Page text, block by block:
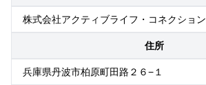
株式会社アクティブライフ・コネクション
住所
兵庫県丹波市柏原町田路２６−１